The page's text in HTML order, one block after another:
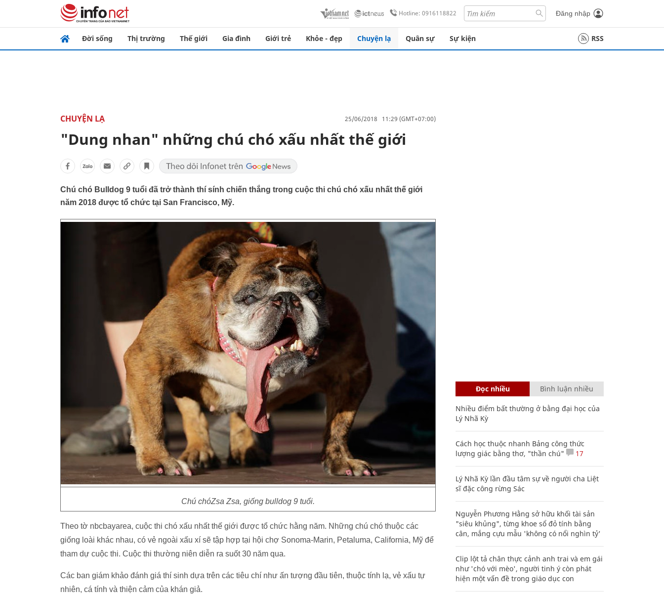
Hotline: 0916118822 Đăng nhập
Đời sống Thị trường Thế giới Gia đình Giới trẻ Khỏe - đẹp Chuyện lạ Quân sự Sự kiện RSS
CHUYỆN LẠ 25/06/2018 11:29 (GMT+07:00)
"Dung nhan" những chú chó xấu nhất thế giới
Chú chó Bulldog 9 tuổi đã trở thành thí sính chiến thắng trong cuộc thi chú chó xấu nhất thế giới
năm 2018 được tổ chức tại San Francisco, Mỹ.
Chú chóZsa Zsa, giống bulldog 9 tuổi.
Theo tờ nbcbayarea, cuộc thi chó xấu nhất thế giới được tổ chức hằng năm. Những chú chó thuộc các
giống loài khác nhau, có vẻ ngoài xấu xí sẽ tập hợp tại hội chợ Sonoma-Marin, Petaluma, California, Mỹ để
tham dự cuộc thi. Cuộc thi thường niên diễn ra suốt 30 năm qua.
Các ban giám khảo đánh giá thí sinh dựa trên các tiêu chí như ấn tượng đầu tiên, thuộc tính lạ, vẻ xấu tự
nhiên, cá tính và thiện cảm của khán giả.
Đọc nhiều Bình luận nhiều
Nhiều điểm bất thường ở bằng đại học của
Lý Nhã Kỳ
Cách học thuộc nhanh Bảng công thức
lượng giác bằng thơ, "thần chú"
17
Lý Nhã Kỳ lần đầu tâm sự về người cha Liệt
sĩ đặc công rừng Sác
Nguyễn Phương Hằng sở hữu khối tài sản
"siêu khủng", từng khoe sổ đỏ tính bằng
cân, mắng cựu mẫu 'không có nổi nghìn tỷ'
Clip lột tả chân thực cảnh anh trai và em gái
như 'chó với mèo', người tinh ý còn phát
hiện một vấn đề trong giáo dục con